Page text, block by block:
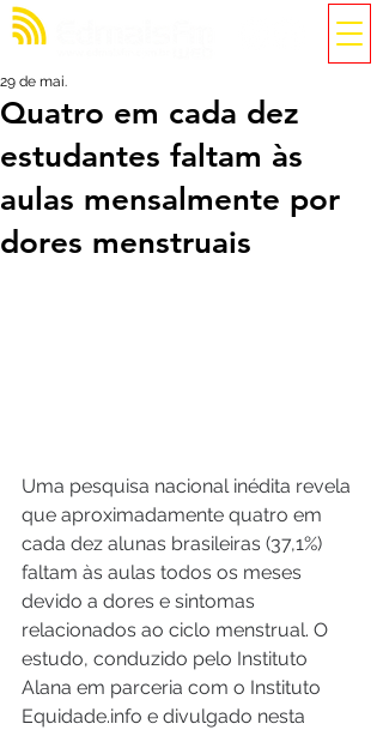
Quatro em cada dez
estudantes faltam às
aulas mensalmente por
dores menstruais
29 de mai.
Uma pesquisa nacional inédita revela
que aproximadamente quatro em
cada dez alunas brasileiras (37,1%)
faltam às aulas todos os meses
devido a dores e sintomas
relacionados ao ciclo menstrual. O
estudo, conduzido pelo Instituto
Alana em parceria com o Instituto
Equidade.info e divulgado nesta